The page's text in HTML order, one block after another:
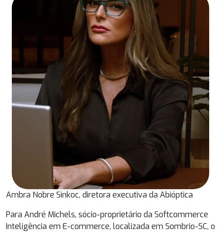
Ambra Nobre Sinkoc, diretora executiva da Abióptica
Para André Michels, sócio-proprietário da Softcommerce
Inteligência em E-commerce, localizada em Sombrio-SC, o